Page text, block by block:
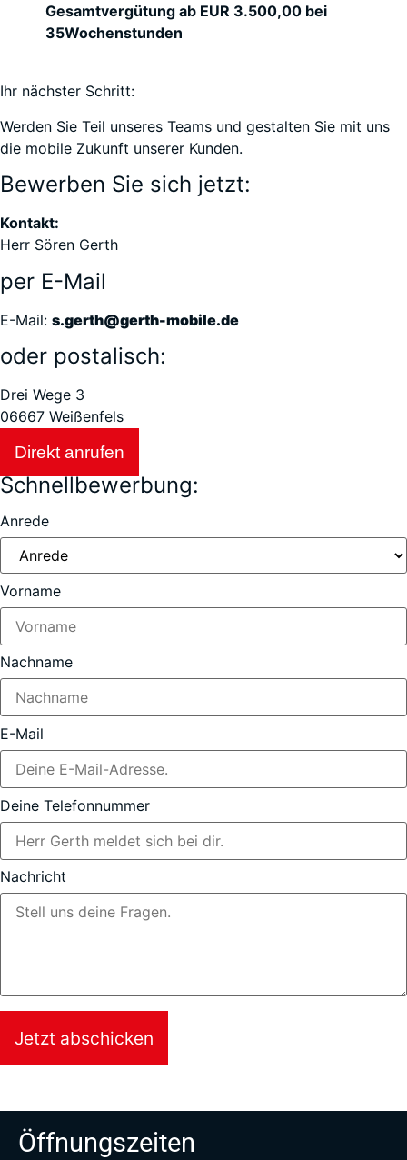
Gesamtvergütung ab EUR 3.500,00 bei
35Wochenstunden
Ihr nächster Schritt:
Werden Sie Teil unseres Teams und gestalten Sie mit uns
die mobile Zukunft unserer Kunden.
Bewerben Sie sich jetzt:
Kontakt:
Herr Sören Gerth
per E-Mail
E-Mail: s.gerth@gerth-mobile.de
oder postalisch:
Drei Wege 3
06667 Weißenfels
Direkt anrufen
Schnellbewerbung:
Anrede
Vorname
Nachname
E-Mail
Deine Telefonnummer
Nachricht
Jetzt abschicken
Öffnungszeiten